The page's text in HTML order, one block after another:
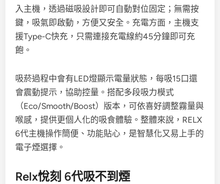
入主機，透過磁吸設計即可自動對位固定；無需按
鍵，吸氣即啟動，方便又安全。充電方面，主機支
援Type-C快充，只需連接充電線約45分鐘即可充
飽。
吸菸過程中會有LED燈顯示電量狀態，每吸15口還
會震動提示，協助控量。搭配多段吸力模式
（Eco/Smooth/Boost）版本，可依喜好調整霧量與
喉感，提供更個人化的吸食體驗。整體來說，RELX
6代主機操作簡便、功能貼心，是智慧化又易上手的
電子煙選擇。
Relx悅刻 6代吸不到煙